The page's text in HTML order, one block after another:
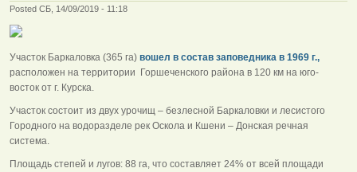
Posted СБ, 14/09/2019 - 11:18
Участок Баркаловка (365 га) вошел в состав заповедника в 1969 г.,
расположен на территории Горшеченского района в 120 км на юго-
восток от г. Курска.
Участок состоит из двух урочищ – безлесной Баркаловки и лесистого
Городного на водоразделе рек Оскола и Кшени – Донская речная
система.
Площадь степей и лугов: 88 га, что составляет 24% от всей площади